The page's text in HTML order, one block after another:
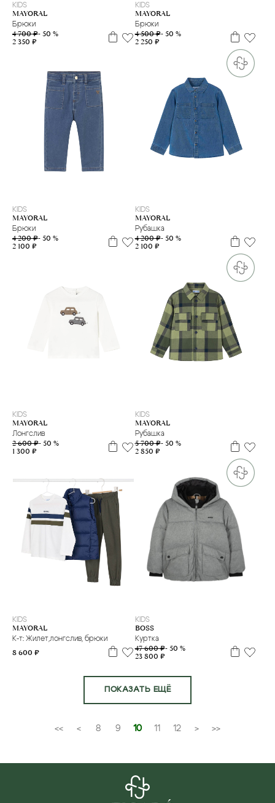
KIDS
MAYORAL
Брюки
4 700 ₽- 50 %
2 350 ₽
KIDS
MAYORAL
Брюки
4 500 ₽- 50 %
2 250 ₽
KIDS
MAYORAL
Брюки
4 200 ₽- 50 %
2 100 ₽
KIDS
MAYORAL
Рубашка
4 200 ₽- 50 %
2 100 ₽
KIDS
MAYORAL
Лонгслив
2 600 ₽- 50 %
1 300 ₽
KIDS
MAYORAL
Рубашка
5 700 ₽- 50 %
2 850 ₽
KIDS
MAYORAL
К-т: Жилет,лонгслив, брюки
8 600 ₽
KIDS
BOSS
Куртка
47 600 ₽- 50 %
23 800 ₽
ПОКАЗАТЬ ЕЩЁ
<< < 8 9 10 11 12 > >>